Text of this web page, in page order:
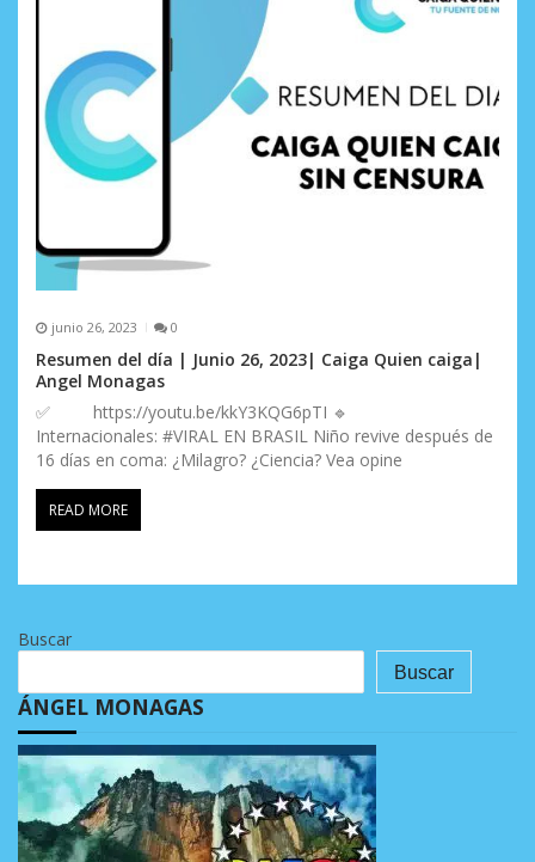
junio 26, 2023 0
Resumen del día | Junio 26, 2023| Caiga Quien caiga|
Angel Monagas
✅ https://youtu.be/kkY3KQG6pTI 🔹
Internacionales: #VIRAL EN BRASIL Niño revive después de
16 días en coma: ¿Milagro? ¿Ciencia? Vea opine
READ MORE
Buscar
Buscar
ÁNGEL MONAGAS